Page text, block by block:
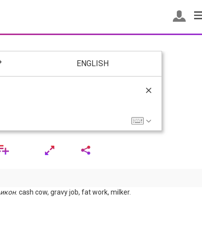
ENGLISH
икон. cash cow, gravy job, fat work, milker.